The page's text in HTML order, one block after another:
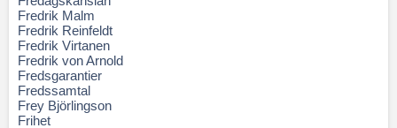
Fredrik Malm
Fredrik Reinfeldt
Fredrik Virtanen
Fredrik von Arnold
Fredsgarantier
Fredssamtal
Frey Björlingson
Frihet